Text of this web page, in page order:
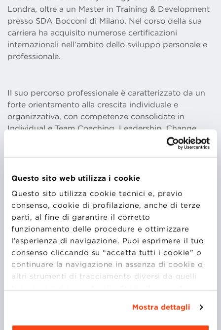
Questo sito web utilizza i cookie
Questo sito utilizza cookie tecnici e, previo
consenso, cookie di profilazione, anche di terze
parti, al fine di garantire il corretto
funzionamento delle procedure e ottimizzare
l’esperienza di navigazione. Puoi esprimere il tuo
consenso cliccando su “accetta tutti i cookie” o
continuare la navigazione in assenza di cookie o
altri strumenti di tracciamento diversi da quelli
tecnici semplicemente chiudendo il presente
Dettagli ”. Per
modificare le impostazioni di navigazione e
Mostra dettagli
Londra, oltre a un Master in Training & Development
presso SDA Bocconi di Milano. Nel corso della sua
carriera ha acquisito numerose certificazioni
internazionali nell’ambito dello sviluppo personale e
professionale.
Il suo percorso professionale è caratterizzato da un
forte orientamento alla crescita individuale e
organizzativa, con competenze consolidate in
Individual e Team Coaching, Leadership, Change
Management e sviluppo delle competenze. Ha
progettato e facilitato percorsi formativi complessi,
affiancando centinaia di professionisti, dai team
cambiamento, nel rafforzamento della leadership e
nel consolidamento delle competenze.
Ha lavorato e vissuto in contesti internazionali, tra cui
Cina, Stati Uniti, Medio Oriente e principali Paesi
europei, operando in ambienti complessi e ad alta
team, assessment centre e formazione in aula — con